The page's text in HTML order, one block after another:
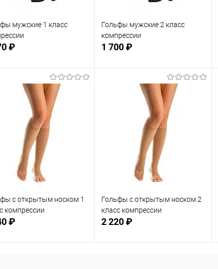
мужские 1 класс
₽
Подписаться
В избранное
Недоступно
Гольфы мужские 2 класс
компрессии
1 700 ₽
Подписаться
В избранное
Недоступно
с открытым носком 1
компрессии
₽
Гольфы с открытым носком 2
класс компрессии
2 220 ₽